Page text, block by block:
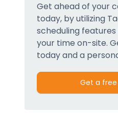
Get ahead of your
today, by utilizing
scheduling
your time on-site.
today and a
Get a